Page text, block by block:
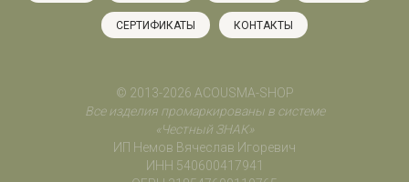
СЕРТИФИКАТЫ КОНТАКТЫ
© 2013-2026 ACOUSMA-SHOP
Все изделия промаркированы в системе
«Честный ЗНАК»
ИП Немов Вячеслав Игоревич
ИНН 540600417941